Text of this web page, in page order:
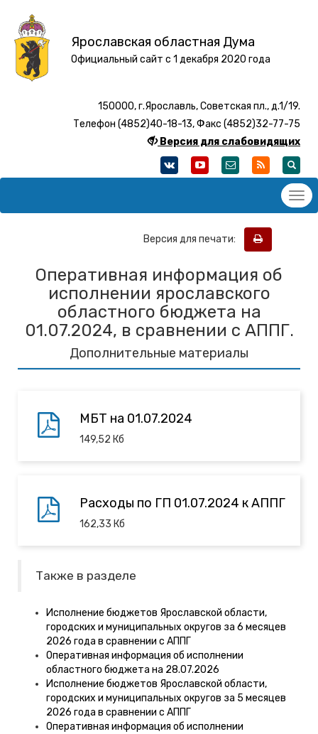
Ярославская областная Дума
Официальный сайт с 1 декабря 2020 года
150000, г.Ярославль, Советская пл., д.1/19.
Телефон (4852)40-18-13, Факс (4852)32-77-75
Версия для слабовидящих
Версия для печати:
Оперативная информация об
исполнении ярославского
областного бюджета на
01.07.2024, в сравнении с АППГ.
Дополнительные материалы
МБТ на 01.07.2024
149,52 Кб
Расходы по ГП 01.07.2024 к АППГ
162,33 Кб
Также в разделе
Исполнение бюджетов Ярославской области,
городских и муниципальных округов за 6 месяцев
2026 года в сравнении с АППГ
Оперативная информация об исполнении
областного бюджета на 28.07.2026
Исполнение бюджетов Ярославской области,
городских и муниципальных округов за 5 месяцев
2026 года в сравнении с АППГ
Оперативная информация об исполнении